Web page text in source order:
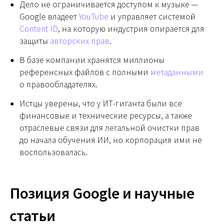
Дело не ограничивается доступом к музыке —
Google владеетYouTube и управляет системой
Content ID, на которую индустрия опирается для
защиты авторских прав.
В базе компании хранятся миллионы
референсных файлов с полными метаданными
о правообладателях.
Истцы уверены, что у ИТ-гиганта были все
финансовые и технические ресурсы, а также
отраслевые связи для легальной очистки прав
до начала обучения ИИ, но корпорация ими не
воспользовалась.
Позиция Google и научные
статьи